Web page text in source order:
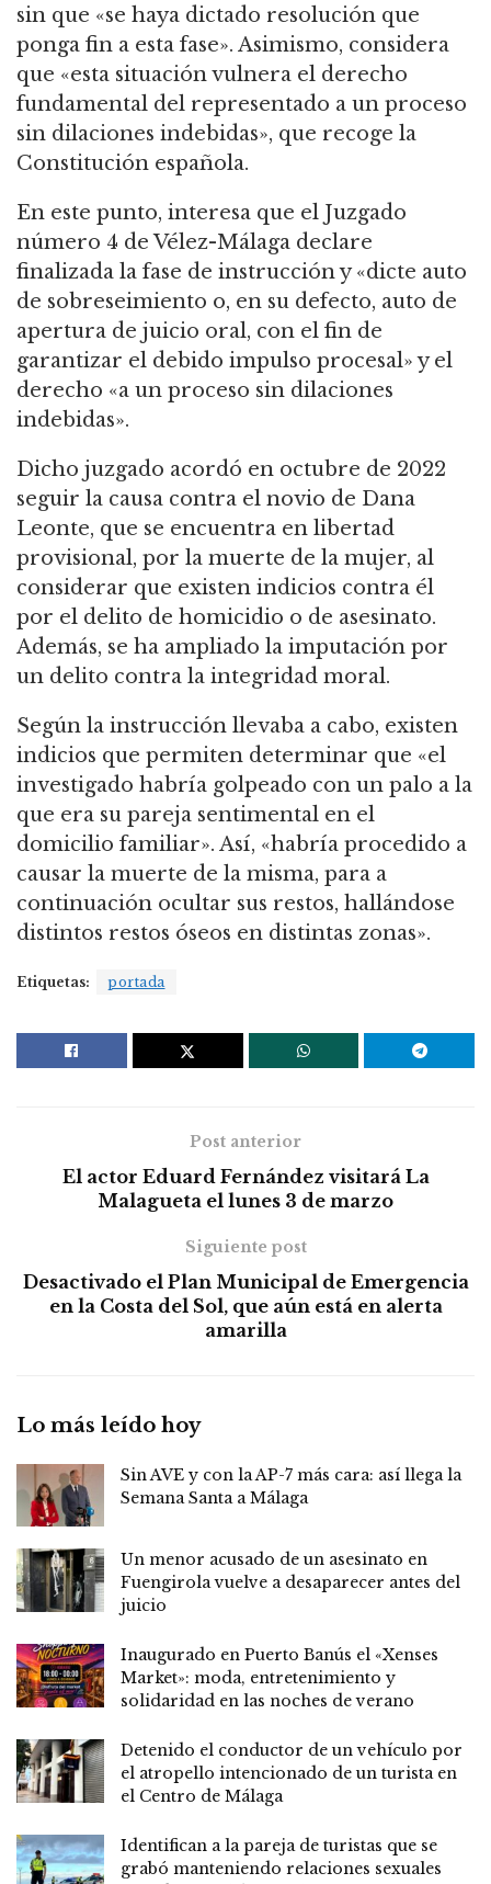
sin que «se haya dictado resolución que
ponga fin a esta fase». Asimismo, considera
que «esta situación vulnera el derecho
fundamental del representado a un proceso
sin dilaciones indebidas», que recoge la
Constitución española.
En este punto, interesa que el Juzgado
número 4 de Vélez-Málaga declare
finalizada la fase de instrucción y «dicte auto
de sobreseimiento o, en su defecto, auto de
apertura de juicio oral, con el fin de
garantizar el debido impulso procesal» y el
derecho «a un proceso sin dilaciones
indebidas».
Dicho juzgado acordó en octubre de 2022
seguir la causa contra el novio de Dana
Leonte, que se encuentra en libertad
provisional, por la muerte de la mujer, al
considerar que existen indicios contra él
por el delito de homicidio o de asesinato.
Además, se ha ampliado la imputación por
un delito contra la integridad moral.
Según la instrucción llevaba a cabo, existen
indicios que permiten determinar que «el
investigado habría golpeado con un palo a la
que era su pareja sentimental en el
domicilio familiar». Así, «habría procedido a
causar la muerte de la misma, para a
continuación ocultar sus restos, hallándose
distintos restos óseos en distintas zonas».
Etiquetas: portada
Post anterior
El actor Eduard Fernández visitará La
Malagueta el lunes 3 de marzo
Siguiente post
Desactivado el Plan Municipal de Emergencia
en la Costa del Sol, que aún está en alerta
amarilla
Lo más leído hoy
Sin AVE y con la AP-7 más cara: así llega la
Semana Santa a Málaga
Un menor acusado de un asesinato en
Fuengirola vuelve a desaparecer antes del
juicio
Inaugurado en Puerto Banús el «Xenses
Market»: moda, entretenimiento y
solidaridad en las noches de verano
Detenido el conductor de un vehículo por
el atropello intencionado de un turista en
el Centro de Málaga
Identifican a la pareja de turistas que se
grabó manteniendo relaciones sexuales